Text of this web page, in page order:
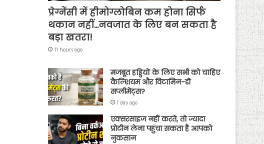
प्रेग्नेंसी में हीमोग्लोबिन कम होना सिर्फ
थकान नहीं…नवजात के लिए बन सकता है
बड़ा खतरा!
11 hours ago
मजबूत हड्डियों के लिए सभी को चाहिए
कैल्शियम और विटामिन-डी
सप्लीमेंट्स?
1 day ago
एक्सरसाइज नहीं करते, तो ज्यादा
प्रोटीन लेना पहुंचा सकता है आपको
नुकसान